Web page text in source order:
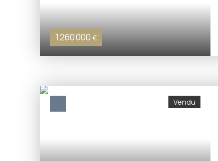
1 260 000 €
Vendu